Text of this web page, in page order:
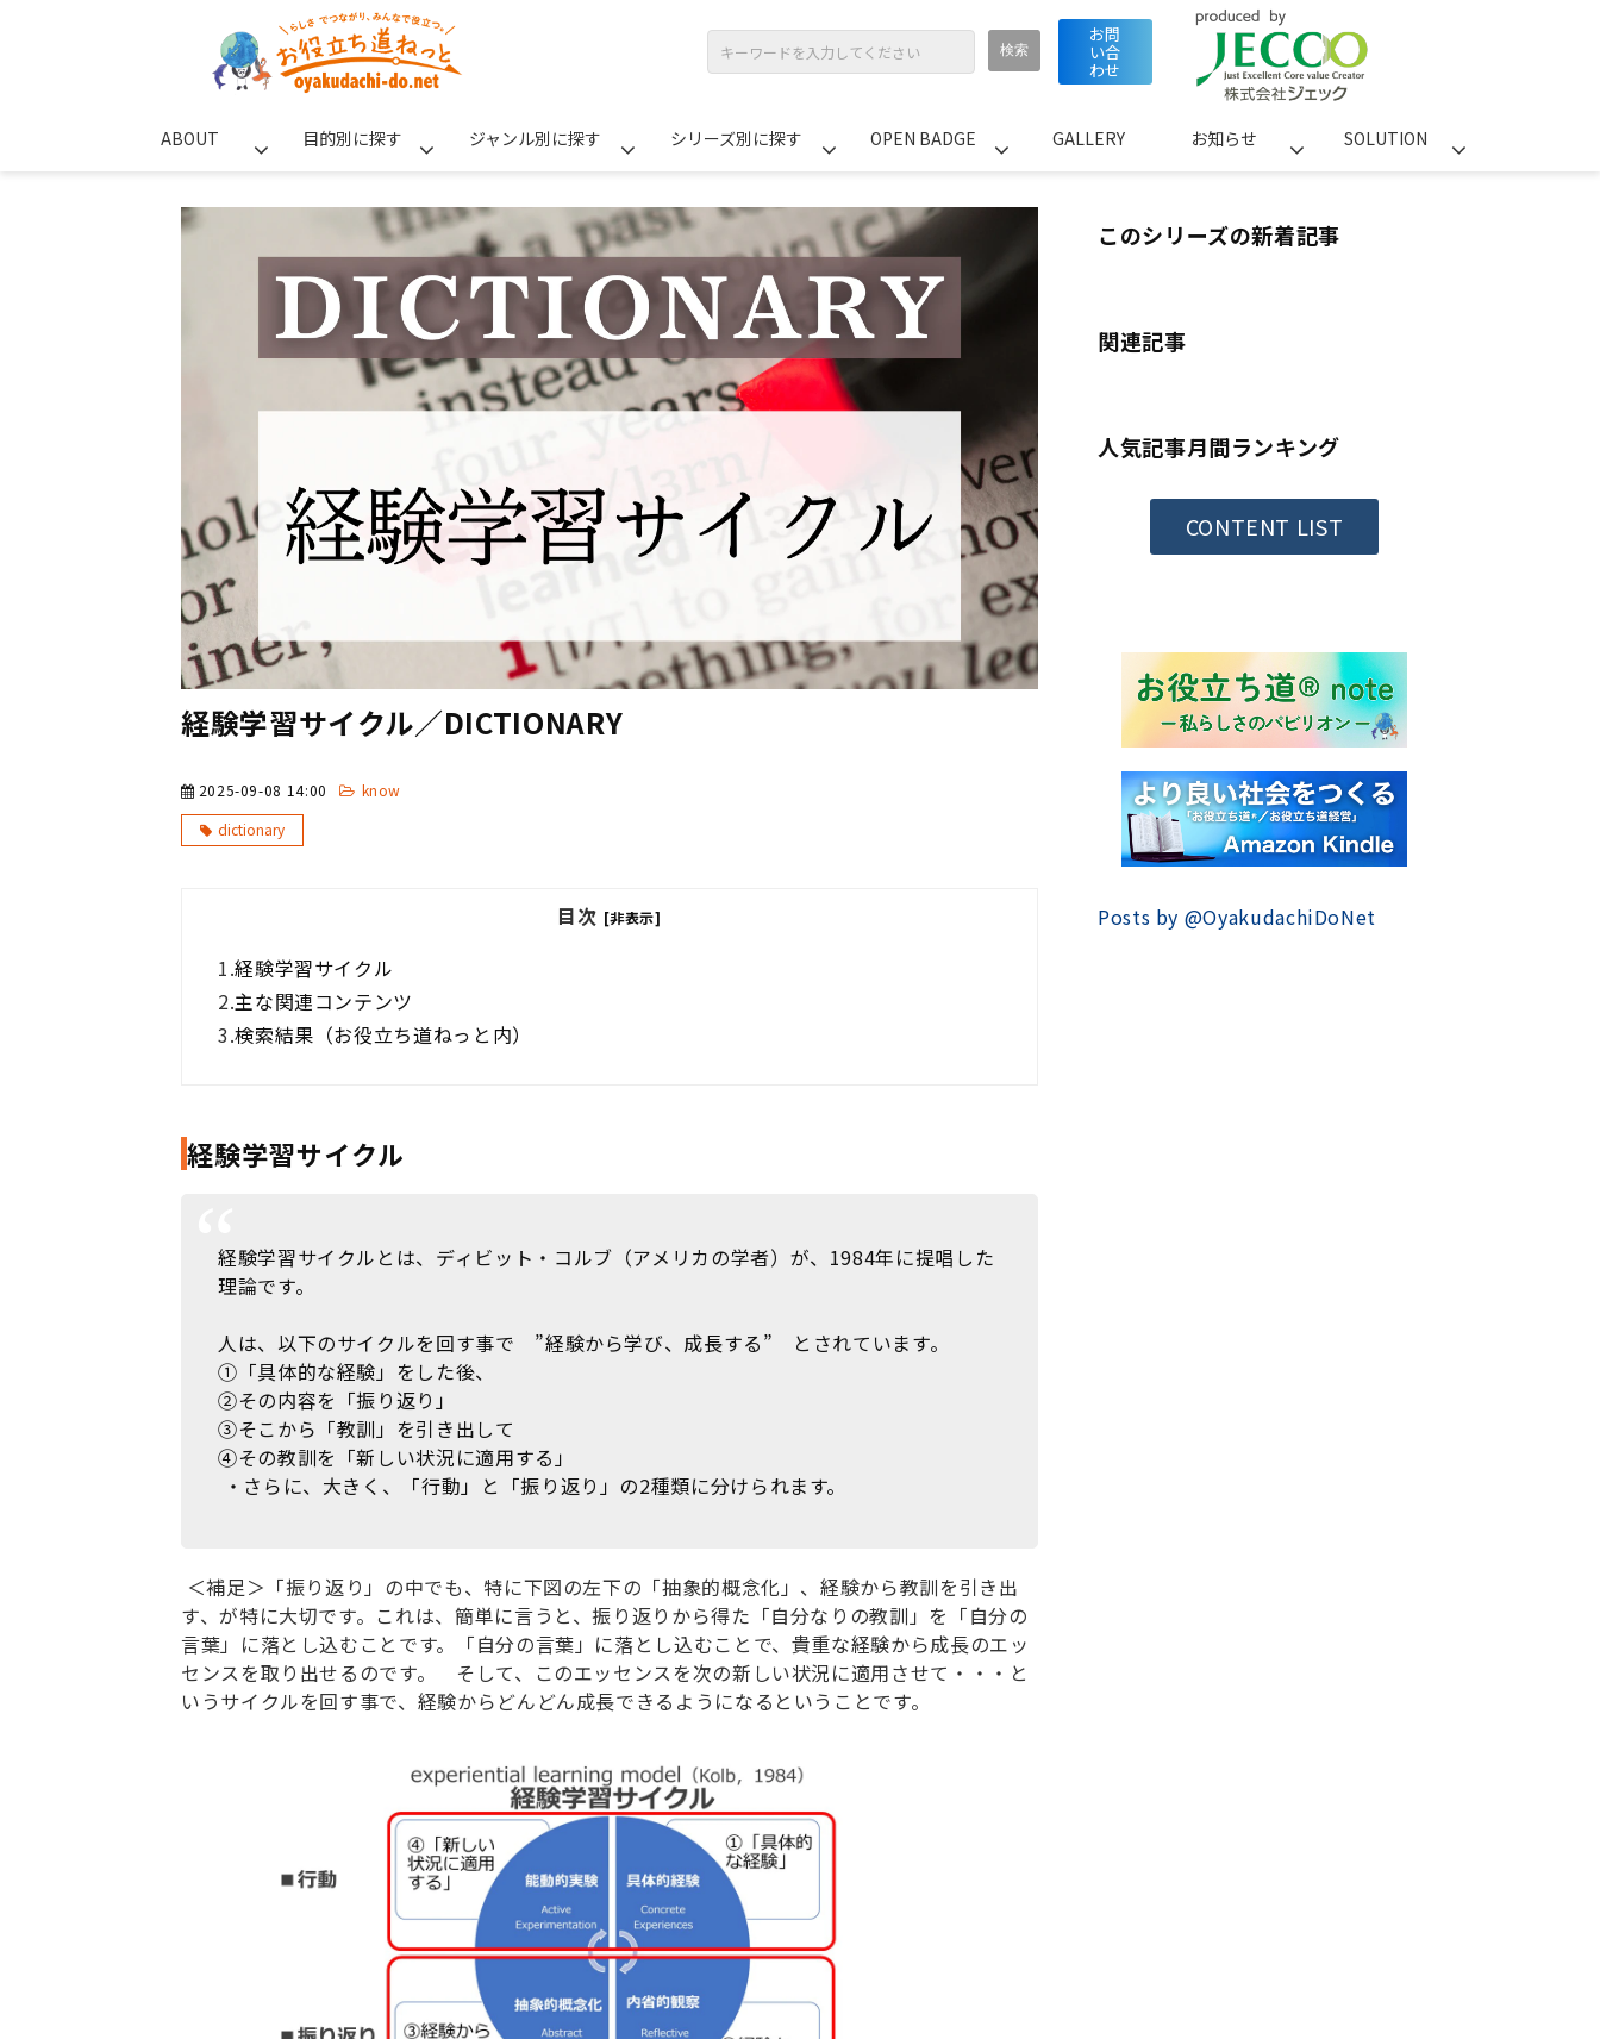
お問
い合
わせ
ABOUT 目的別に探す ジャンル別に探す シリーズ別に探す OPEN BADGE GALLERY お知らせ SOLUTION
経験学習サイクル／DICTIONARY
2025-09-08 14:00
know
dictionary
目次 [非表示]
1.経験学習サイクル
2.主な関連コンテンツ
3.検索結果（お役立ち道ねっと内）
経験学習サイクル
経験学習サイクルとは、ディビット・コルブ（アメリカの学者）が、1984年に提唱した
理論です。
人は、以下のサイクルを回す事で ”経験から学び、成長する” とされています。
①「具体的な経験」をした後、
②その内容を「振り返り」
③そこから「教訓」を引き出して
④その教訓を「新しい状況に適用する」
・さらに、大きく、「行動」と「振り返り」の2種類に分けられます。
＜補足＞「振り返り」の中でも、特に下図の左下の「抽象的概念化」、経験から教訓を引き出
す、が特に大切です。これは、簡単に言うと、振り返りから得た「自分なりの教訓」を「自分の
言葉」に落とし込むことです。「自分の言葉」に落とし込むことで、貴重な経験から成長のエッ
センスを取り出せるのです。 そして、このエッセンスを次の新しい状況に適用させて・・・と
いうサイクルを回す事で、経験からどんどん成長できるようになるということです。
このシリーズの新着記事
関連記事
人気記事月間ランキング
CONTENT LIST
Posts by @OyakudachiDoNet